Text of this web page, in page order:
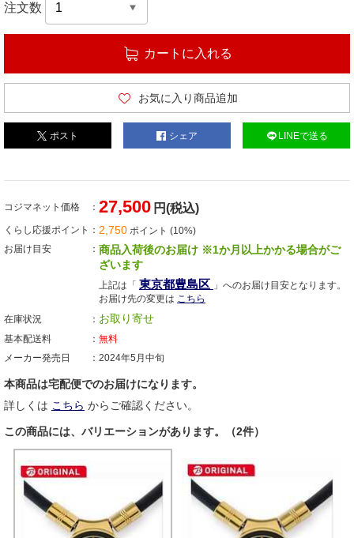
注文数
カートに入れる
お気に入り商品追加
ポスト シェア LINEで送る
コジマネット価格 27,500 円(税込)
くらし応援ポイント 2,750 ポイント (10%)
お届け目安
商品入荷後のお届け ※1か月以上かかる場合がご
ざいます
上記は「 東京都豊島区 」へのお届け目安となります。
お届け先の変更は こちら
在庫状況
お取り寄せ
基本配送料
無料
メーカー発売日
2024年5月中旬
本商品は宅配便でのお届けになります。
詳しくは こちら からご確認ください。
この商品には、バリエーションがあります。（2件）